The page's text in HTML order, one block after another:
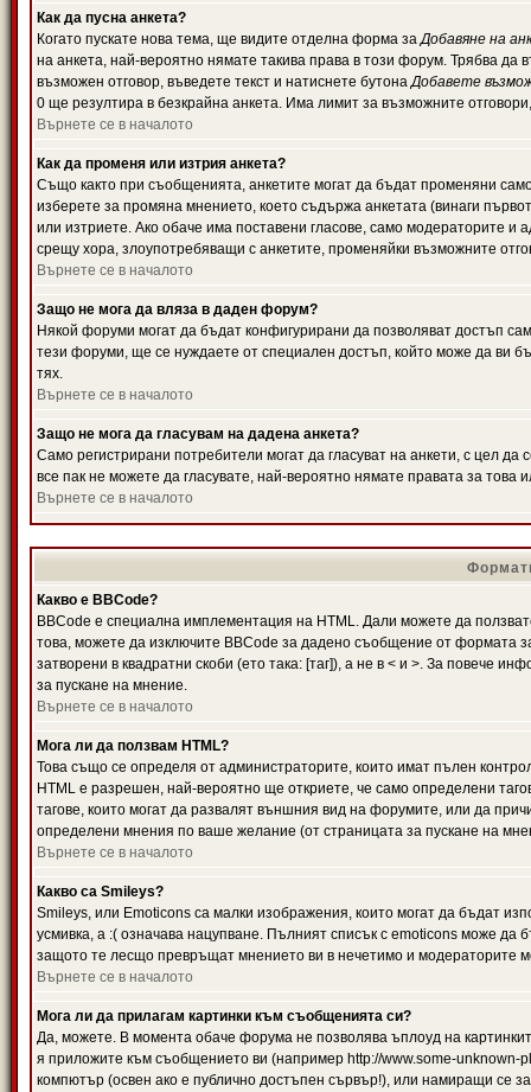
Как да пусна анкета?
Когато пускате нова тема, ще видите отделна форма заДобавяне на
на анкета, най-вероятно нямате такива права в този форум. Трябва да
възможен отговор, въведете текст и натиснете бутонаДобавете
0 ще резултира в безкрайна анкета. Има лимит за възможните
Върнете се в началото
Как да променя или изтрия анкета?
Също както при съобщенията, анкетите могат да бъдат променяни
изберете за промяна мнението, което съдържа анкетата (винаги
или изтриете. Ако обаче има поставени гласове, само модераторите и
срещу хора, злоупотребяващи с анкетите, променяйки възможните
Върнете се в началото
Защо не мога да вляза в даден форум?
Някой форуми могат да бъдат конфигурирани да позволяват достъп
тези форуми, ще се нуждаете от специален достъп, който може да ви
тях.
Върнете се в началото
Защо не мога да гласувам на дадена анкета?
Само регистрирани потребители могат да гласуват на анкети, с цел
все пак не можете да гласувате, най-вероятно нямате правата за това
Върнете се в началото
Какво е BBCode?
BBCode е специална имплементация на HTML. Дали можете да
това, можете да изключите BBCode за дадено съобщение от формата
затворени в квадратни скоби (ето така: [таг]), а не в < и >. За повече
за пускане на мнение.
Върнете се в началото
Мога ли да ползвам HTML?
Това също се определя от администраторите, които имат пълен
HTML е разрешен, най-вероятно ще откриете, че само определени
тагове, които могат да развалят външния вид на форумите, или да
определени мнения по ваше желание (от страницата за пускане на
Върнете се в началото
Какво са Smileys?
Smileys, или Emoticons са малки изображения, които могат да бъдат
усмивка, а :( означава нацупване. Пълният списък с emoticons може да
защото те лесщо превръщат мнението ви в нечетимо и модераторите
Върнете се в началото
Мога ли да прилагам картинки към съобщенията си?
Да, можете. В момента обаче форума не позволява ъплоуд на
я приложите към съобщението ви (например http://www.some-
компютър (освен ако е публично достъпен сървър!), или намиращи се